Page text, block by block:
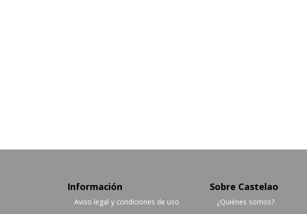
Información
Aviso legal y condiciones de uso
Sobre Castelao
¿Quiénes somos?